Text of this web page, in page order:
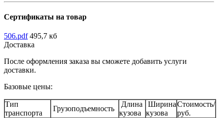
Сертификаты на товар
506.pdf 495,7 кб
Доставка
После оформления заказа вы сможете добавить услуги
доставки.
Базовые цены:
Тип
транспорта
Грузоподъемность
Длина
кузова
Ширина
кузова
Стоимость/
руб.